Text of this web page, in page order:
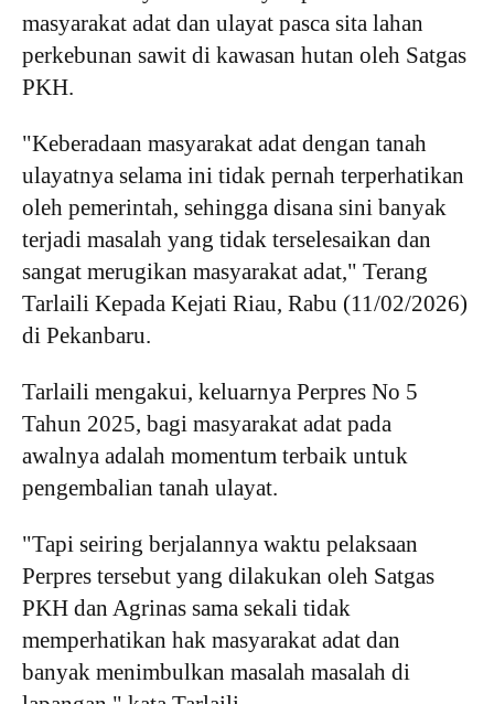
masyarakat adat dan ulayat pasca sita lahan
perkebunan sawit di kawasan hutan oleh Satgas
PKH.
"Keberadaan masyarakat adat dengan tanah
ulayatnya selama ini tidak pernah terperhatikan
oleh pemerintah, sehingga disana sini banyak
terjadi masalah yang tidak terselesaikan dan
sangat merugikan masyarakat adat," Terang
Tarlaili Kepada Kejati Riau, Rabu (11/02/2026)
di Pekanbaru.
Tarlaili mengakui, keluarnya Perpres No 5
Tahun 2025, bagi masyarakat adat pada
awalnya adalah momentum terbaik untuk
pengembalian tanah ulayat.
"Tapi seiring berjalannya waktu pelaksaan
Perpres tersebut yang dilakukan oleh Satgas
PKH dan Agrinas sama sekali tidak
memperhatikan hak masyarakat adat dan
banyak menimbulkan masalah masalah di